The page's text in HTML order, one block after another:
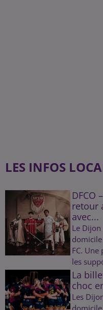
LES INFOS
DFCO
retour
avec...
Le Dijon
FC.
les
La
choc
Les